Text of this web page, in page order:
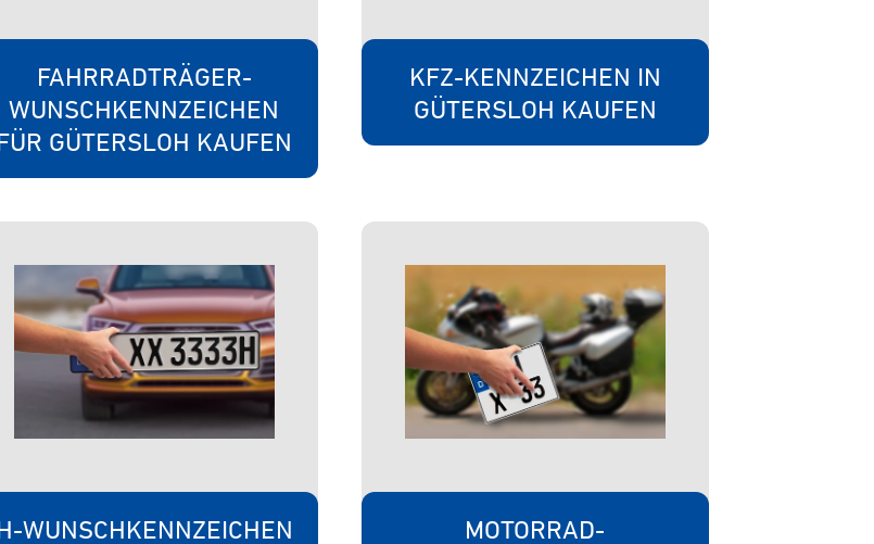
FAHRRADTRÄGER-
WUNSCHKENNZEICHEN
GÜTERSLOH KAUFEN
KFZ-KENNZEICHEN IN
GÜTERSLOH KAUFEN
WUNSCHKENNZEICHEN
MOTORRAD-